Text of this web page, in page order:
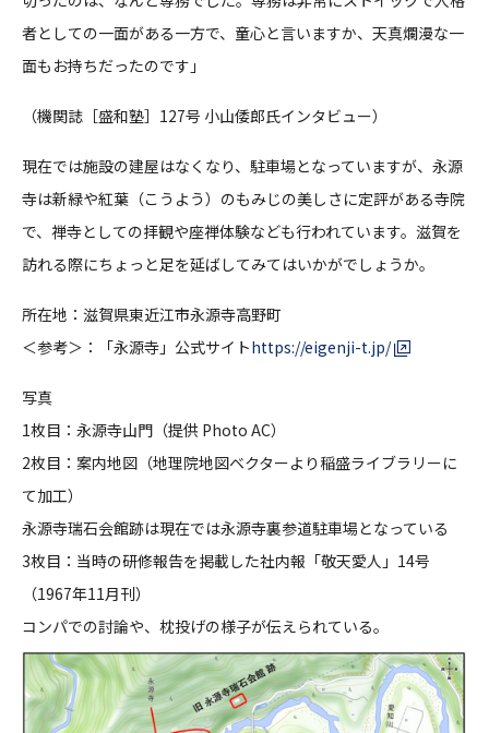
者としての一面がある一方で、童心と言いますか、天真爛漫な一
面もお持ちだったのです」
（機関誌［盛和塾］ 127号 小山倭郎氏インタビュー）
現在では施設の建屋はなくなり、駐車場となっていますが、永源
寺は新緑や紅葉（こうよう）のもみじの美しさに定評がある寺院
で、禅寺としての拝観や座禅体験なども行われています。滋賀を
訪れる際にちょっと足を延ばしてみてはいかがでしょうか。
所在地：滋賀県東近江市永源寺高野町
＜参考＞：「永源寺」公式サイトhttps://eigenji-t.jp/
写真
1枚目：永源寺山門（提供 Photo AC）
2枚目：案内地図（地理院地図ベクターより稲盛ライブラリーに
て加工）
永源寺瑞石会館跡は現在では永源寺裏参道駐車場となっている
3枚目：当時の研修報告を掲載した社内報「敬天愛人」14号
（1967年11月刊）
コンパでの討論や、枕投げの様子が伝えられている。